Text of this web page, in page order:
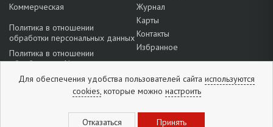
Коммерческая
Политика в отношении
обработки персональных данных
Политика в отношении
обработки cookie
Подробнее о настройках файлов
Журнал
Карты
Контакты
Избранное
Для обеспечения удобства пользователей сайта используются
cookies,которые можно настроить